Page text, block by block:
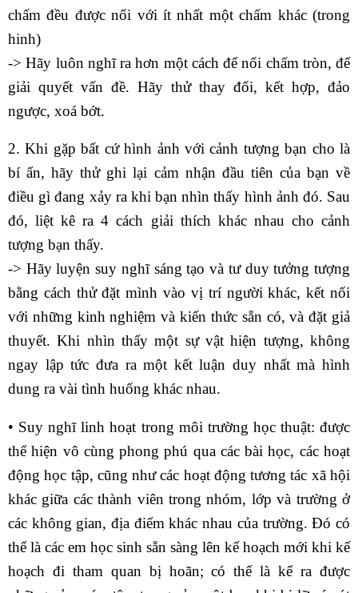
chấm đều được nối với ít nhất một chấm khác (trong
hinh)
-> Hãy luôn nghĩ ra hơn một cách để nối chấm tròn, để
giải quyết vấn đề. Hãy thử thay đổi, kết hợp, đảo
ngược, xoá bớt.
2. Khi gặp bất cứ hình ảnh với cảnh tượng bạn cho là
bí ẩn, hãy thử ghi lại cảm nhận đầu tiên của bạn về
điều gì đang xảy ra khi bạn nhìn thấy hình ảnh đó. Sau
đó, liệt kê ra 4 cách giải thích khác nhau cho cảnh
tượng bạn thấy.
-> Hãy luyện suy nghĩ sáng tạo và tư duy tưởng tượng
bằng cách thử đặt mình vào vị trí người khác, kết nối
với những kinh nghiệm và kiến thức sẵn có, và đặt giả
thuyết. Khi nhìn thấy một sự vật hiện tượng, không
ngay lập tức đưa ra một kết luận duy nhất mà hình
dung ra vài tình huống khác nhau.
• Suy nghĩ linh hoạt trong môi trường học thuật: được
thể hiện vô cùng phong phú qua các bài học, các hoạt
động học tập, cũng như các hoạt động tương tác xã hội
khác giữa các thành viên trong nhóm, lớp và trường ở
các không gian, địa điểm khác nhau của trường. Đó có
thể là các em học sinh sẵn sàng lên kế hoạch mới khi kế
hoạch đi tham quan bị hoãn; có thể là kể ra được